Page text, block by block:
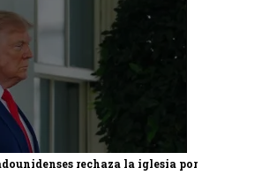
rechaza la iglesia por